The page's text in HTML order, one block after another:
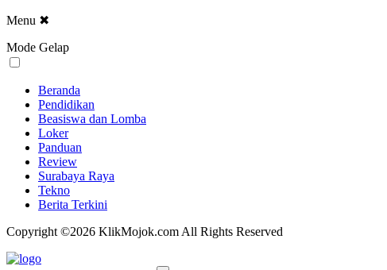
Menu ✖
Mode Gelap
Beranda
Pendidikan
Beasiswa dan Lomba
Loker
Panduan
Review
Surabaya Raya
Tekno
Berita Terkini
Copyright ©2026 KlikMojok.com All Rights Reserved